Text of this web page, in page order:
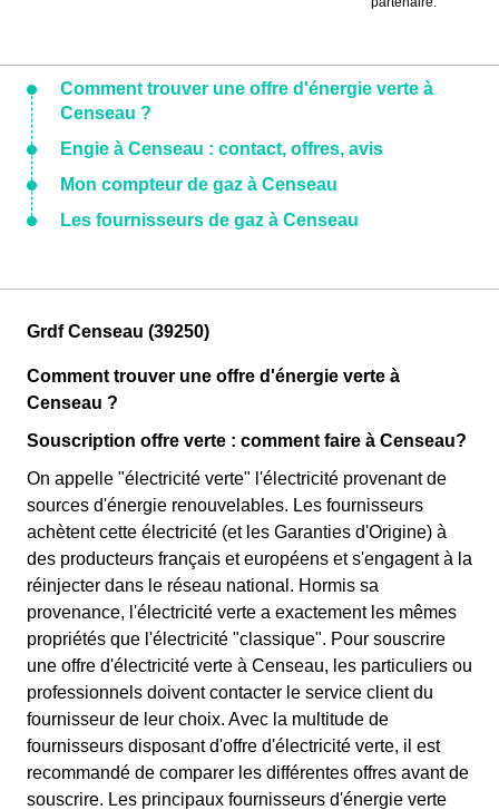
Comment trouver une offre d'énergie verte à
Censeau ?
Engie à Censeau : contact, offres, avis
Mon compteur de gaz à Censeau
Les fournisseurs de gaz à Censeau
Grdf Censeau (39250)
Comment trouver une offre d'énergie verte à
Censeau ?
Souscription offre verte : comment faire à Censeau?
On appelle "électricité verte" l'électricité provenant de
sources d'énergie renouvelables. Les fournisseurs
achètent cette électricité (et les Garanties d'Origine) à
des producteurs français et européens et s'engagent à la
réinjecter dans le réseau national. Hormis sa
provenance, l'électricité verte a exactement les mêmes
propriétés que l'électricité "classique". Pour souscrire
une offre d'électricité verte à Censeau, les particuliers ou
professionnels doivent contacter le service client du
fournisseur de leur choix. Avec la multitude de
fournisseurs disposant d'offre d'électricité verte, il est
recommandé de comparer les différentes offres avant de
souscrire. Les principaux fournisseurs d'énergie verte